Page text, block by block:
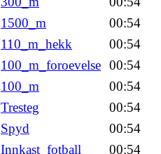
1500_m
00:54
110_m_hekk
00:54
100_m_foroevelse 00:54
100_m
00:54
Tresteg
00:54
Spyd
00:54
Innkast_fotball
00:54